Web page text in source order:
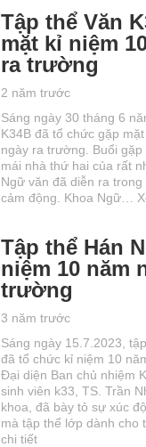
Tập thể Văn
mặt kỉ niệm
ra trường
2 năm trước
Sáng ngày 30 tháng 6
K34B đã tổ chức gặp
ngày ra trường. Buổi
mái nhà thứ hai của rất
Ngữ văn đã diễn ra trong
cảm động. Khoa Ngữ…
Tập thể Hán
niệm 10 năm
trường
3 năm trước
Sáng ngày 15.7.2023,
đã tổ chức kỉ niệm 10
Đại diện Ban chủ nhiệm
sinh viên k33, TS. Trần
khoa, đã bày tỏ sự xúc
mà tập thể lớp dành cho
chi tiết